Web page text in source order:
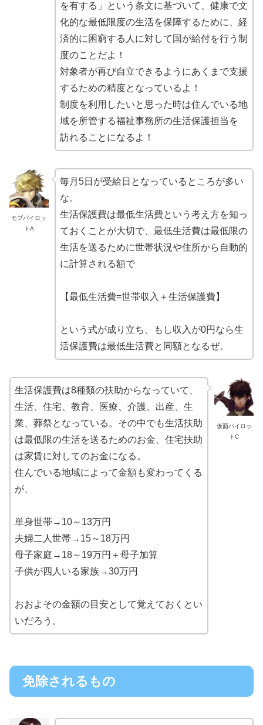
を有する」という条文に基づいて、健康で文
化的な最低限度の生活を保障するために、経
済的に困窮する人に対して国が給付を行う制
度のことだよ！
対象者が再び自立できるようにあくまで支援
するための精度となっているよ！
制度を利用したいと思った時は住んでいる地
域を所管する福祉事務所の生活保護担当を
訪れることになるよ！
モブパイロッ
トA
毎月5日が受給日となっているところが多い
な。
生活保護費は最低生活費という考え方を知っ
ておくことが大切で、最低生活費は最低限の
生活を送るために世帯状況や住所から自動的
に計算される額で
【最低生活費=世帯収入＋生活保護費】
という式が成り立ち、もし収入が0円なら生
活保護費は最低生活費と同額となるぜ。
仮面パイロッ
トC
生活保護費は8種類の扶助からなっていて、
生活、住宅、教育、医療、介護、出産、生
業、葬祭となっている。その中でも生活扶助
は最低限の生活を送るためのお金、住宅扶助
は家賃に対してのお金になる。
住んでいる地域によって金額も変わってくる
が、
単身世帯→10～13万円
夫婦二人世帯→15～18万円
母子家庭→18～19万円＋母子加算
子供が四人いる家族→30万円
おおよその金額の目安として覚えておくとい
いだろう。
免除されるもの